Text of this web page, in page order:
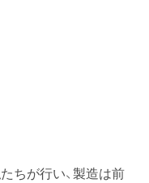
ちが行い、製造は前